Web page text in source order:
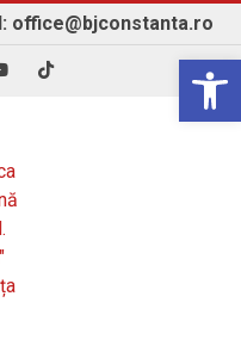
office@bjconstanta.ro